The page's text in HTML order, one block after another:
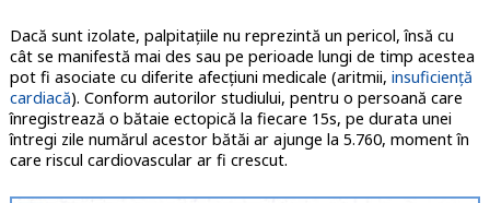
Dacă sunt izolate, palpitațiile nu reprezintă un pericol, însă cu
cât se manifestă mai des sau pe perioade lungi de timp acestea
pot fi asociate cu diferite afecțiuni medicale (aritmii, insuficiență
cardiacă). Conform autorilor studiului, pentru o persoană care
înregistrează o bătaie ectopică la fiecare 15s, pe durata unei
întregi zile numărul acestor bătăi ar ajunge la 5.760, moment în
care riscul cardiovascular ar fi crescut.